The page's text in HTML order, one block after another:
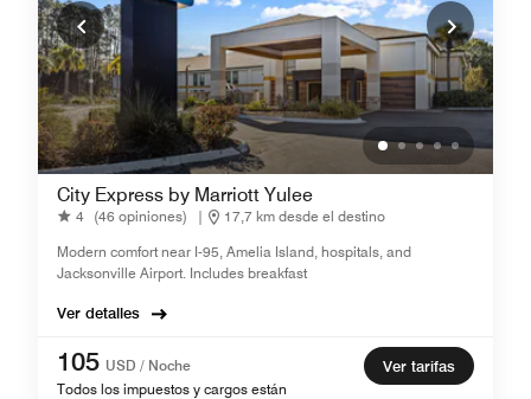
City Express by Marriott Yulee
4 (46 opiniones) |
17,7 km desde el destino
Modern comfort near I-95, Amelia Island, hospitals, and
Jacksonville Airport. Includes breakfast
Ver detalles
105 USD / Noche
Todos los impuestos y cargos están
Ver tarifas